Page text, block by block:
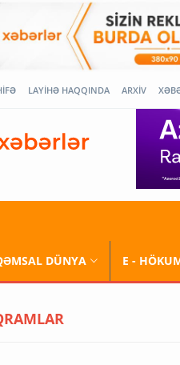
LAYİHƏ HAQQINDA ARXİV
DÜNYA E -